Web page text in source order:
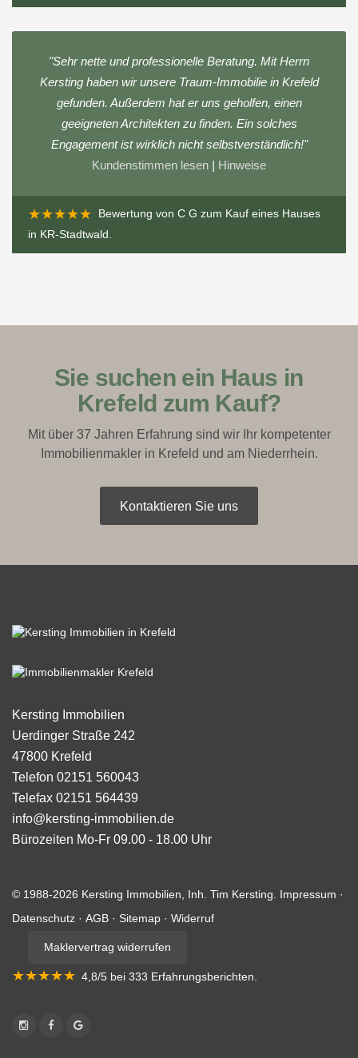
"Sehr nette und professionelle Beratung. Mit Herrn
Kersting haben wir unsere Traum-Immobilie in Krefeld
gefunden. Außerdem hat er uns geholfen, einen
geeigneten Architekten zu finden. Ein solches
Engagement ist wirklich nicht selbstverständlich!"
Kundenstimmen lesen | Hinweise
★★★★★ Bewertung von C G zum Kauf eines Hauses
in KR-Stadtwald .
Sie suchen ein Haus in
Krefeld zum Kauf?
Mit über 37 Jahren Erfahrung sind wir Ihr kompetenter
Immobilienmakler in Krefeld und am Niederrhein.
Kontaktieren Sie uns
Kersting Immobilien
Uerdinger Straße 242
47800 Krefeld
Telefon 02151 560043
Telefax 02151 564439
info@kersting-immobilien.de
Bürozeiten Mo-Fr 09.00 - 18.00 Uhr
© 1988-2026 Kersting Immobilien, Inh. Tim Kersting. Impressum ·
Datenschutz · AGB · Sitemap · Widerruf
Maklervertrag widerrufen
★★★★★ 4,8/5 bei 333 Erfahrungsberichten.